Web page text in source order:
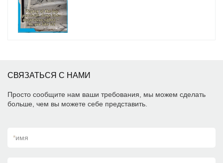
СВЯЗАТЬСЯ С НАМИ
Просто сообщите нам ваши требования, мы можем сделать
больше, чем вы можете себе представить.
*имя